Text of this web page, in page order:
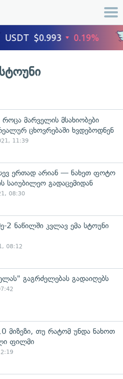
როცა მარველის მსახიობები
ცხოვრებაში ხვდებოდნენ
11:39
ერთად არიან — ნახეთ ფოტო
საიუბილეო გადაცემიდან
08:30
2 ნაწილში კვლავ ემა სტოუნი
08:12
გაგრძელებას გადაიღებს
მიზეზი, თუ რატომ უნდა ნახოთ
ფილმი